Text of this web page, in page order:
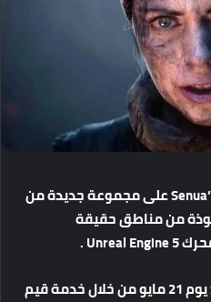
علىمجموعةجديدةمن
منمناطقحقيقة
يوم مايومنخلالخدمةقيم